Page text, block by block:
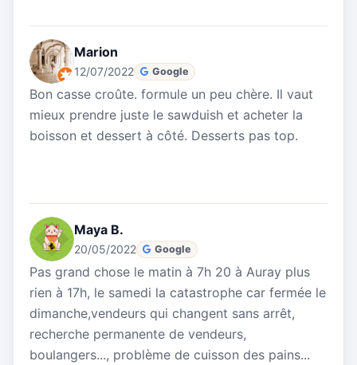
Marion
12/07/2022 Google
Bon casse croûte. formule un peu chère. Il vaut
mieux prendre juste le sawduish et acheter la
boisson et dessert à côté. Desserts pas top.
Maya B.
20/05/2022 Google
Pas grand chose le matin à 7h 20 à Auray plus
rien à 17h, le samedi la catastrophe car fermée le
dimanche,vendeurs qui changent sans arrêt,
recherche permanente de vendeurs,
boulangers..., problème de cuisson des pains...